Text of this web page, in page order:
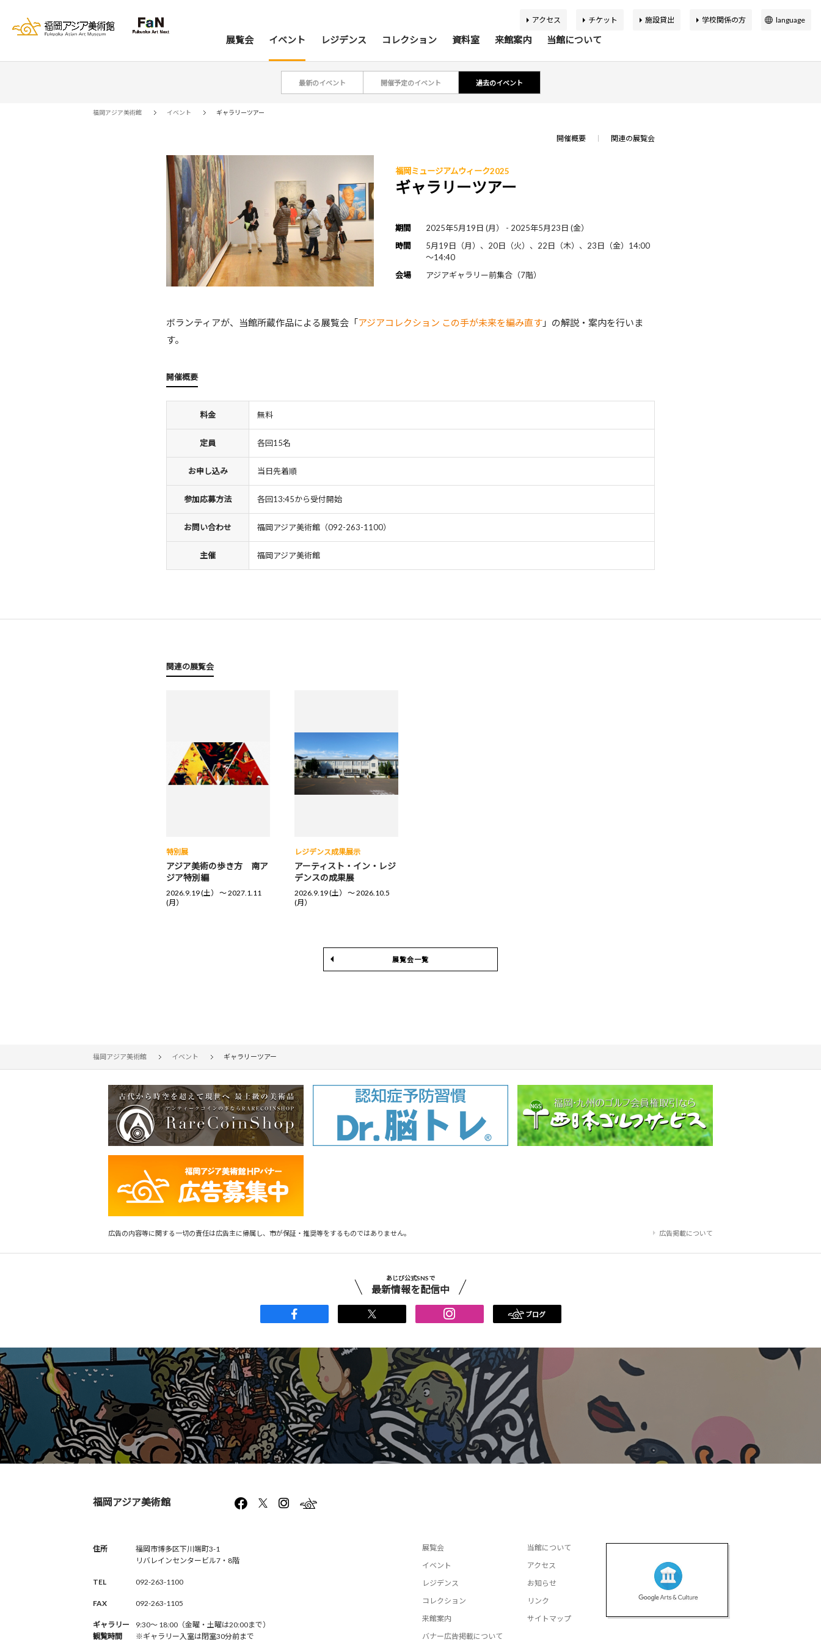
展覧会 イベント レジデンス コレクション 資料室 来館案内
アクセス
バリアフリー情報 キッズコーナー 団体申込案内
施設貸出
当館について
活動案内
刊行物 学芸スタッフ ふくおか応援寄付
あじびの楽しみ方
アクセス チケット 施設貸出 学校関係の方
language
最新のイベント 開催予定のイベント 過去のイベント
福岡アジア美術館 イベント ギャラリーツアー
開催概要 関連の展覧会
福岡ミュージアムウィーク2025
ギャラリーツアー
期間
2025年5月19日 (月） - 2025年5月23日 (金）
時間
5月19日（月）、20日（火）、22日（木）、23日（金）14:00
～14:40
会場
アジアギャラリー前集合（7階）
ボランティアが、当館所蔵作品による展覧会「 アジアコレクション この手が未来を編み直す 」の解説・案内を行いま
す。
開催概要
料金 無料
定員 各回15名
お申し込み 当日先着順
参加応募方法 各回13:45から受付開始
お問い合わせ 福岡アジア美術館（092-263-1100）
主催 福岡アジア美術館
関連の展覧会
特別展
アジア美術の歩き方 南ア
ジア特別編
2026.9.19 (土） 〜 2027.1.11
(月）
レジデンス成果展示
アーティスト・イン・レジ
デンスの成果展
2026.9.19 (土） 〜 2026.10.5
(月）
展覧会一覧
福岡アジア美術館 イベント ギャラリーツアー
広告の内容等に関する一切の責任は広告主に帰属し、市が保証・推奨等をするものではありません。 広告掲載について
あじび公式SNSで
最新情報を配信中
ブログ
福岡アジア美術館
住所
福岡市博多区下川端町3-1
リバレインセンタービル7・8階
TEL 092-263-1100
FAX 092-263-1105
ギャラリー
観覧時間
9:30〜 18:00（金曜・土曜は20:00まで）
※ギャラリー入室は閉室30分前まで
展覧会
イベント
レジデンス
コレクション
来館案内
バナー広告掲載について
当館について
アクセス
お知らせ
リンク
サイトマップ